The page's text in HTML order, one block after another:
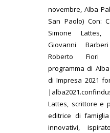
novembre, Alba
San Paolo) Con:
Simone Lattes,
Giovanni
Roberto Fiori
programma di
di Impresa 2021
Lattes, scrittore e
editrice di
innovativi,